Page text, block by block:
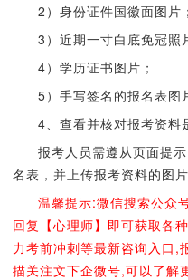
2）身份证件国徽面图片；
3）近期一寸白底免冠照
4）学历证书图片；
5）手写签名的报名表图
4、查看并核对报考资料
报考人员需遵从页面提
名表，并上传报考资料的图
温馨提示:微信搜索公众
回复【心理师】即可获取各
力考前冲刺等最新咨询入口,
描关注文下企微号,可以了解